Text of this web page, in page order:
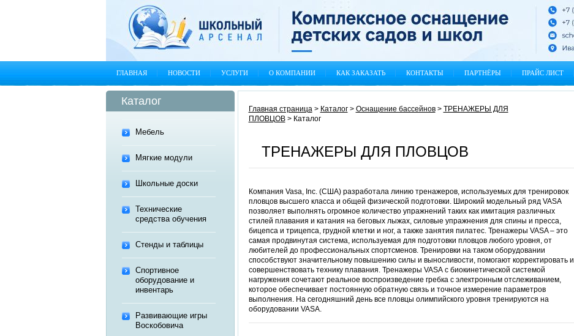
ГЛАВНАЯ НОВОСТИ УСЛУГИ О КОМПАНИИ КАК ЗАКАЗАТЬ КОНТАКТЫ ПАРТНЁРЫ ПРАЙС ЛИСТ
Каталог
Мебель
Мягкие модули
Школьные доски
Технические
средства обучения
Стенды и таблицы
Спортивное
оборудование и
инвентарь
Развивающие игры
Воскобовича
Главная страница> Каталог> Оснащение бассейнов> ТРЕНАЖЕРЫ ДЛЯ
ПЛОВЦОВ> Каталог
ТРЕНАЖЕРЫ ДЛЯ ПЛОВЦОВ
Компания Vasa, Inc. (США) разработала линию тренажеров, используемых для тренировок
пловцов высшего класса и общей физической подготовки. Широкий модельный ряд VASA
позволяет выполнять огромное количество упражнений таких как имитация различных
стилей плавания и катания на беговых лыжах, силовые упражнения для спины и пресса,
бицепса и трицепса, грудной клетки и ног, а также занятия пилатес. Тренажеры VASA – это
самая продвинутая система, используемая для подготовки пловцов любого уровня, от
любителей до профессиональных спортсменов. Тренировки на таком оборудовании
способствуют значительному повышению силы и выносливости, помогают корректировать и
совершенствовать технику плавания. Тренажеры VASA с биокинетической системой
нагружения сочетают реальное воспроизведение гребка с электронным отслеживанием,
которое обеспечивает постоянную обратную связь и точное измерение параметров
выполнения. На сегодняшний день все пловцы олимпийского уровня тренируются на
оборудовании VASA.